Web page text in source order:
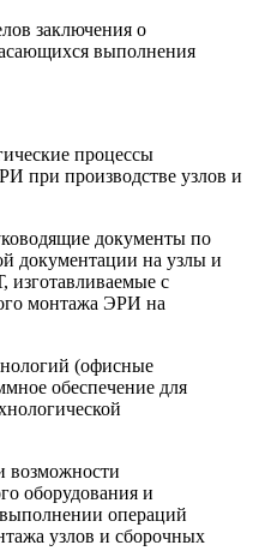
заключения о
выполнения
процессы
при производстве узлов и
документы по
документации на узлы и
с
монтажа ЭРИ на
(офисные
обеспечение для
возможности
оборудования и
операций
узлов и сборочных